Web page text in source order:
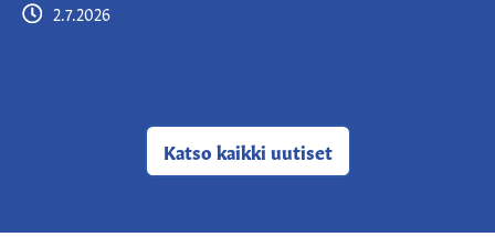
2.7.2026
Katso kaikki uutiset